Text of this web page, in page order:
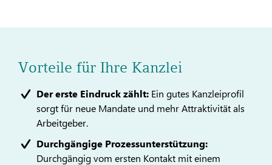
Vorteile für Ihre Kanzlei
Der erste Eindruck zählt: Ein gutes Kanzleiprofil
sorgt für neue Mandate und mehr Attraktivität als
Arbeitgeber.
Durchgängige Prozessunterstützung:
Durchgängig vom ersten Kontakt mit einem